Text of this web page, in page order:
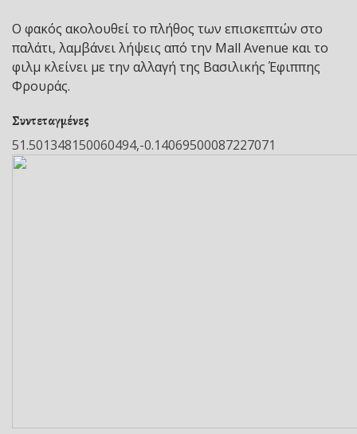
Ο φακός ακολουθεί το πλήθος των επισκεπτών στο
παλάτι, λαμβάνει λήψεις από την Mall Avenue και το
φιλμ κλείνει με την αλλαγή της Βασιλικής Έφιππης
Φρουράς.
Συντεταγμένες
51.501348150060494,-0.14069500087227071